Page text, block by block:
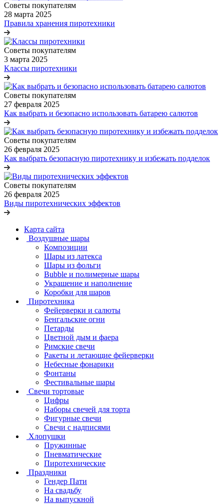
Советы покупателям
28 марта 2025
Правила хранения пиротехники
Советы покупателям
3 марта 2025
Классы пиротехники
Советы покупателям
27 февраля 2025
Как выбрать и безопасно использовать батарею салютов
Советы покупателям
26 февраля 2025
Как выбрать безопасную пиротехнику и избежать подделок
Советы покупателям
26 февраля 2025
Виды пиротехнических эффектов
Карта сайта
Воздушные шары
Композиции
Шары из латекса
Шары из фольги
Bubble и полимерные шары
Украшение и наполнение
Коробки для шаров
Пиротехника
Фейерверки и салюты
Бенгальские огни
Петарды
Цветной дым и фаера
Римские свечи
Ракеты и летающие фейерверки
Небесные фонарики
Фонтаны
Фестивальные шары
Свечи тортовые
Цифры
Наборы свечей для торта
Фигурные свечи
Свечи с надписями
Хлопушки
Пружинные
Пневматические
Пиротехнические
Праздники
Гендер Пати
На свадьбу
На выпускной